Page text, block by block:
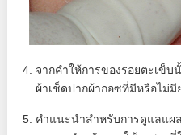
จากคำให้การของรอยตะเข็
ผ้าเช็ดปากผ้ากอซที่มีหรือไม่มี
คำแนะนำสำหรับการดูแลแผ